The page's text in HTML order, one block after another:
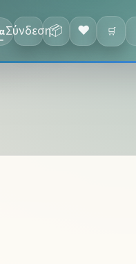
Σύνδεση📦 ❤ 🛒